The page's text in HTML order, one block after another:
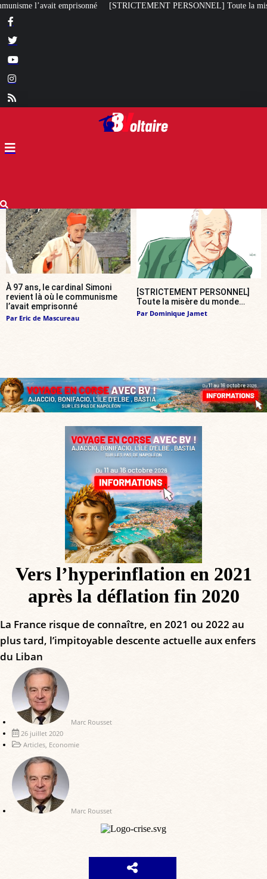
PERSONNEL] Toute la misère du monde… Bagayoko visé
À 97 ans, le cardinal Simoni
revient là où le communisme
l’avait emprisonné
Par Eric de Mascureau
[STRICTEMENT PERSONNEL]
Toute la misère du monde…
Par Dominique Jamet
Vers l’hyperinflation en 2021
après la déflation fin 2020
La France risque de connaître, en 2021 ou 2022 au
plus tard, l’impitoyable descente actuelle aux enfers
du Liban
Marc Rousset
26 juillet 2020
Articles, Economie
Marc Rousset